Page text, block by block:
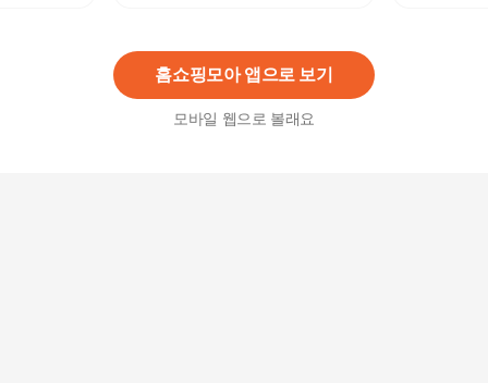
홈쇼핑모아 앱으로 보기
모바일 웹으로 볼래요